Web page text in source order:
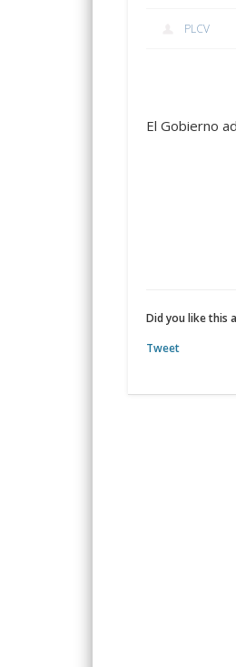
PLCV
El Gobierno
Did you like this
Tweet